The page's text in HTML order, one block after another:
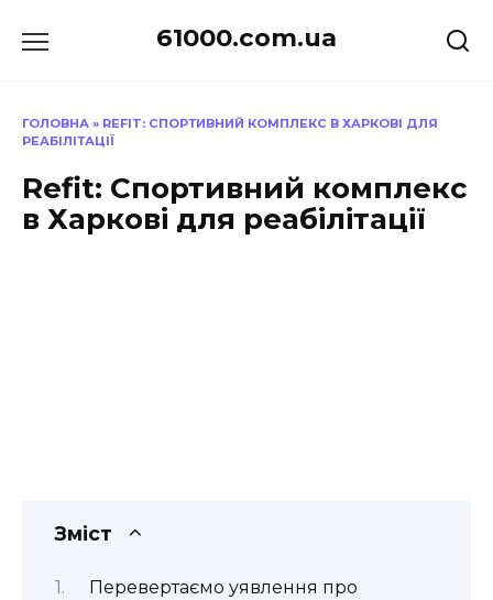
до
61000.com.ua
ГОЛОВНА » REFIT: СПОРТИВНИЙ КОМПЛЕКС В ХАРКОВІ ДЛЯ
РЕАБІЛІТАЦІЇ
Refit: Спортивний комплекс
в Харкові для реабілітації
Зміст
Перевертаємо уявлення про